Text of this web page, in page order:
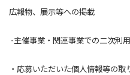
広報物、展示等への掲載
-主催事業・関連事業での二次利用
・応募いただいた個人情報等の